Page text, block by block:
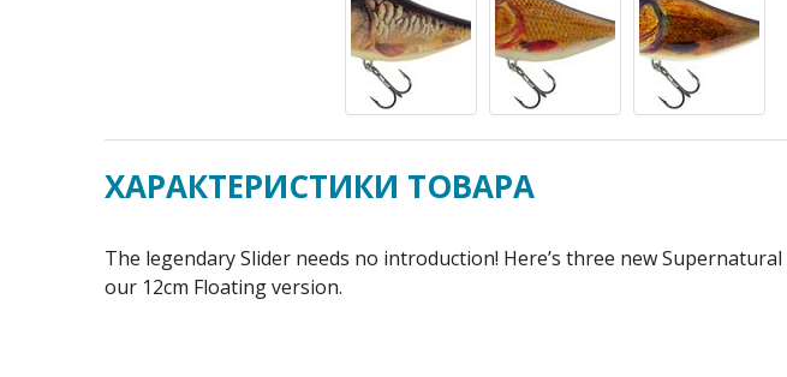
ХАРАКТЕРИСТИКИ ТОВАРА
The legendary Slider needs no introduction! Here’s three new
our 12cm Floating version.